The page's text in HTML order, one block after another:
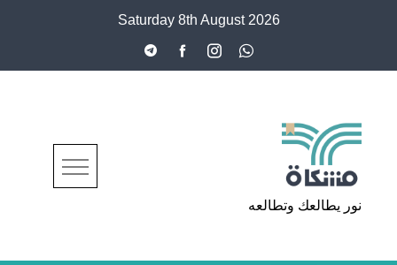
Saturday 8th August 2026
مشكاة
نور يطالعك وتطالعه